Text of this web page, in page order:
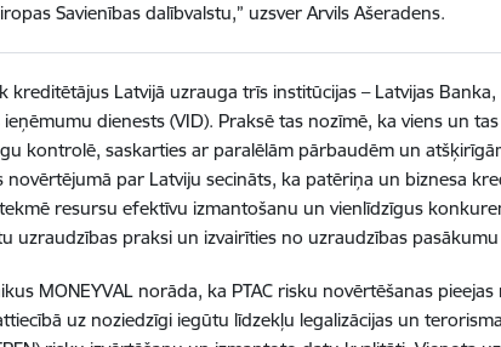
Savienības dalībvalstu,” uzsver Arvils Ašeradens.
kreditētājus Latvijā uzrauga trīs institūcijas – Latvijas
ieņēmumu dienests (VID). Praksē tas nozīmē, ka viens un
kontrolē, saskarties ar paralēlām pārbaudēm un
novērtējumā par Latviju secināts, ka patēriņa un biznesa
resursu efektīvu izmantošanu un vienlīdzīgus
uzraudzības praksi un izvairīties no uzraudzības
MONEYVAL norāda, ka PTAC risku novērtēšanas
uz noziedzīgi iegūtu līdzekļu legalizācijas un